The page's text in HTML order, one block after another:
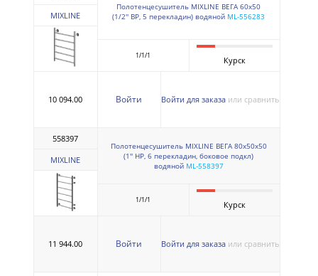
MIXLINE
Полотенцесушитель MIXLINE ВЕГА 60х50
(1/2'' ВР, 5 перекладин) водяной ML-556283
1/1/1 Курск
10 094.00 Войти Войти для заказа или сравнить
558397
MIXLINE
Полотенцесушитель MIXLINE ВЕГА 80х50х50
(1'' НР, 6 перекладин, боковое подкл)
водяной ML-558397
1/1/1 Курск
11 944.00 Войти Войти для заказа или сравнить